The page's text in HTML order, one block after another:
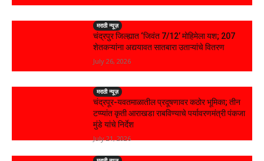
मराठी न्यूज़
चंद्रपुर जिल्ह्यात ‘जिवंत 7/12’ मोहिमेला यश; 207
शेतकऱ्यांना अद्ययावत सातबारा उताऱ्यांचे वितरण
July 26, 2026
मराठी न्यूज़
चंद्रपूर-यवतमाळातील प्रदूषणावर कठोर भूमिका; तीन
टप्प्यांत कृती आराखडा राबविण्याचे पर्यावरणमंत्री पंकजा
मुंडे यांचे निर्देश
July 21, 2026